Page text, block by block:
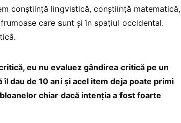
conștiință lingvistică, conștiință matematică,
care sunt și în spațiul occidental.
eu nu evaluez gândirea critică pe un
dau de 10 ani și acel item deja poate primi
chiar dacă intenția a fost foarte